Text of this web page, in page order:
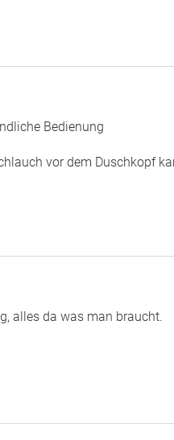
Bedienung
vor dem Duschkopf
alles da was man braucht.